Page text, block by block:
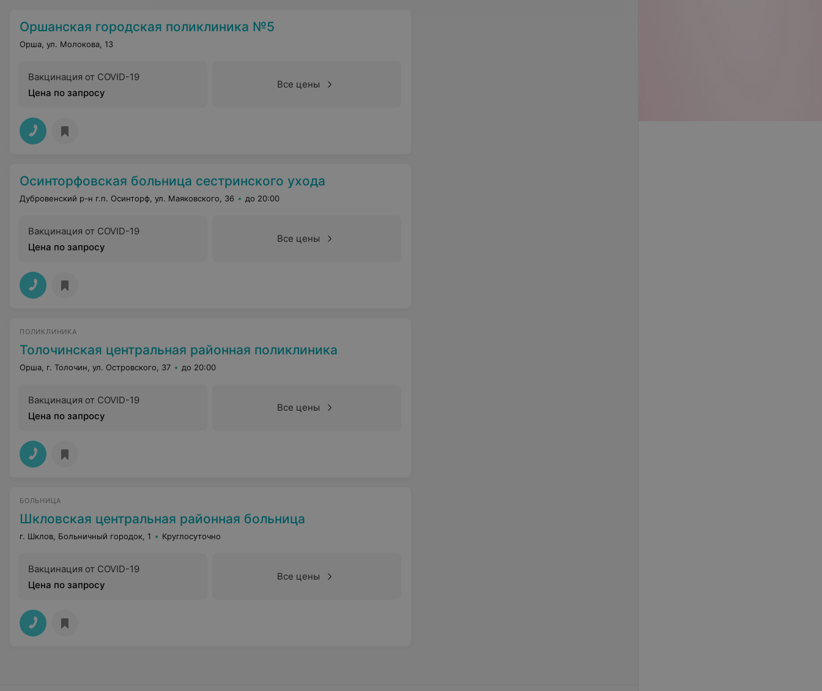
Оршанская городская поликлиника №5
Орша, ул. Молокова, 13
Вакцинация от COVID-19
Цена по запросу
Все цены
Осинторфовская больница сестринского ухода
Дубровенский р-н г.п. Осинторф, ул. Маяковского, 36 до 20:00
Вакцинация от COVID-19
Цена по запросу
Все цены
ПОЛИКЛИНИКА
Толочинская центральная районная поликлиника
Орша, г. Толочин, ул. Островского, 37 до 20:00
Вакцинация от COVID-19
Цена по запросу
Все цены
БОЛЬНИЦА
Шкловская центральная районная больница
г. Шклов, Больничный городок, 1 Круглосуточно
Вакцинация от COVID-19
Цена по запросу
Все цены